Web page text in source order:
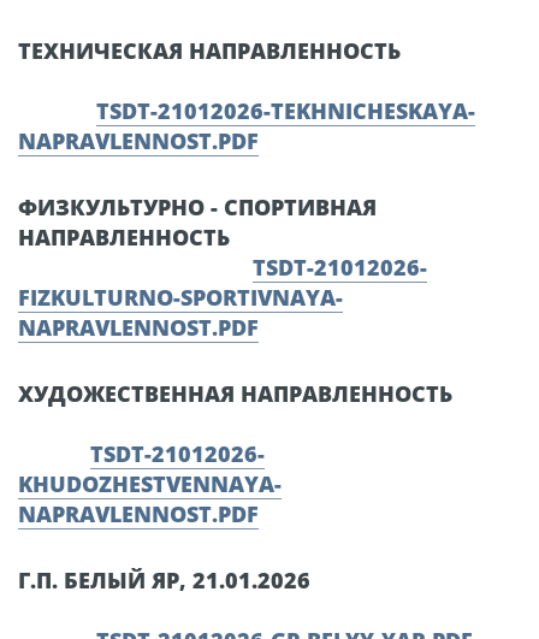
ТЕХНИЧЕСКАЯ НАПРАВЛЕННОСТЬ
TSDT-21012026-TEKHNICHESKAYA-
NAPRAVLENNOST.PDF
ФИЗКУЛЬТУРНО - СПОРТИВНАЯ
НАПРАВЛЕННОСТЬ
TSDT-21012026-
FIZKULTURNO-SPORTIVNAYA-
NAPRAVLENNOST.PDF
ХУДОЖЕСТВЕННАЯ НАПРАВЛЕННОСТЬ
TSDT-21012026-
KHUDOZHESTVENNAYA-
NAPRAVLENNOST.PDF
Г.П. БЕЛЫЙ ЯР, 21.01.2026